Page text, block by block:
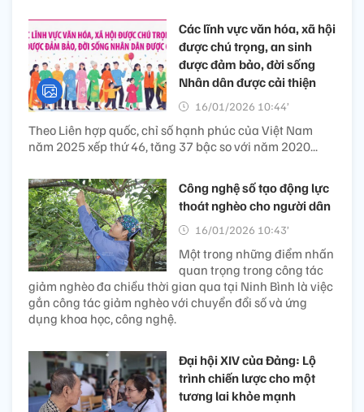
Các lĩnh vực văn hóa, xã hội
được chú trọng, an sinh
được đảm bảo, đời sống
Nhân dân được cải thiện
16/01/2026 10:44’
Theo Liên hợp quốc, chỉ số hạnh phúc của Việt Nam
năm 2025 xếp thứ 46, tăng 37 bậc so với năm 2020...
Công nghệ số tạo động lực
thoát nghèo cho người dân
16/01/2026 10:43’
Một trong những điểm nhấn
quan trọng trong công tác
giảm nghèo đa chiều thời gian qua tại Ninh Bình là việc
gắn công tác giảm nghèo với chuyển đổi số và ứng
dụng khoa học, công nghệ.
Đại hội XIV của Đảng: Lộ
trình chiến lược cho một
tương lai khỏe mạnh